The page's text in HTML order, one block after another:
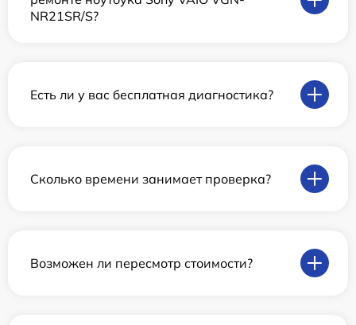
NR21SR/S?
Есть ли у вас бесплатная диагностика?
Сколько времени занимает проверка?
Возможен ли пересмотр стоимости?